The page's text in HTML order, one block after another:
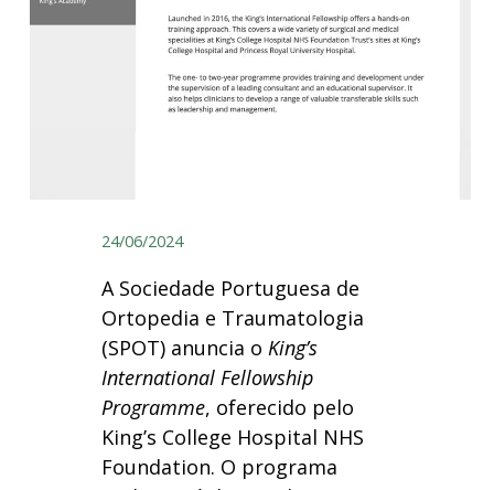
24/06/2024
A Sociedade Portuguesa de
Ortopedia e Traumatologia
(SPOT) anuncia o King’s
International Fellowship
Programme, oferecido pelo
King’s College Hospital NHS
Foundation. O programa